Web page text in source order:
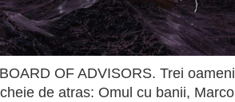
BOARD OF ADVISORS. Trei oameni
cheie de atras: Omul cu banii, Marco